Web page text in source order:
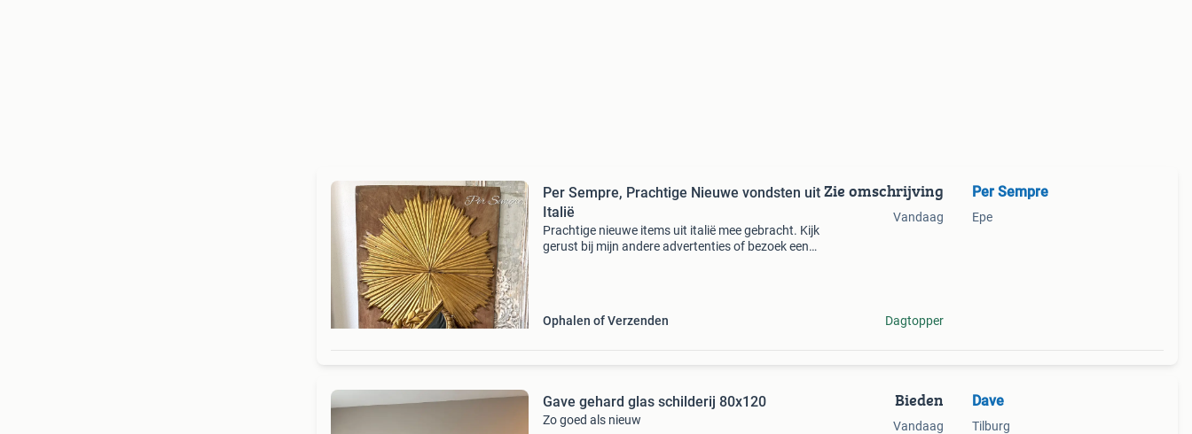
Per Sempre, Prachtige Nieuwe vondsten uit
Italië
Prachtige nieuwe items uit italië mee gebracht. Kijk
gerust bij mijn andere advertenties of bezoek een
Ophalen of Verzenden
Zie omschrijving
Vandaag
Dagtopper
Per Sempre
Epe
Gave gehard glas schilderij 80x120
Zo goed als nieuw
Bieden
Vandaag
Dave
Tilburg